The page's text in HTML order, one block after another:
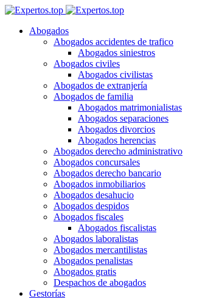
Abogados
Abogados accidentes de trafico
Abogados siniestros
Abogados civiles
Abogados civilistas
Abogados de extranjería
Abogados de familia
Abogados matrimonialistas
Abogados separaciones
Abogados divorcios
Abogados herencias
Abogados derecho administrativo
Abogados concursales
Abogados derecho bancario
Abogados inmobiliarios
Abogados desahucio
Abogados despidos
Abogados fiscales
Abogados fiscalistas
Abogados laboralistas
Abogados mercantilistas
Abogados penalistas
Abogados gratis
Despachos de abogados
Gestorías